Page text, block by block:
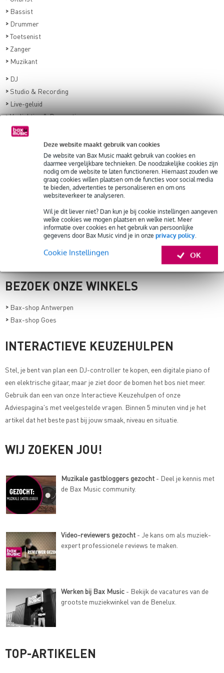
Deze website maakt gebruik van cookies
De website van Bax Music maakt gebruik van cookies en
daarmee vergelijkbare technieken. De noodzakelijke cookies zijn
nodig om de website te laten functioneren. Hiernaast zouden we
graag cookies willen plaatsen om de functies voor social media
te bieden, advertenties te personaliseren en om ons
websiteverkeer te analyseren.
Wil je dit liever niet? Dan kun je bij cookie instellingen aangeven
welke cookies we mogen plaatsen en welke niet. Meer
informatie over cookies en het gebruik van persoonlijke
gegevens door Bax Music vind je in onze privacy policy.
OK
Cookie Instellingen
> Bassist
> Drummer
>Toetsenist
> Zanger
> Muzikant
> DJ
>Studio & Recording
> Live-geluid
>Verlichting & Decoratie
Songwriting & Compositie
Marketing & Business
Muziektheorie
BLOG UPDATE? SCHRIJF JE IN!
Vul nu je e-mailadres in en ontvang maandelijks de Bax Music Blog
Update, zodat je niets hoeft te missen.
BEZOEK ONZE WINKELS
> Bax-shop Antwerpen
> Bax-shop Goes
INTERACTIEVE KEUZEHULPEN
Stel, je bent van plan een DJ-controller te kopen, een digitale piano of
een elektrische gitaar, maar je ziet door de bomen het bos niet meer.
Gebruik dan een van onze Interactieve Keuzehulpen of onze
Adviespagina's met veelgestelde vragen . Binnen 5 minuten vind je het
artikel dat het beste past bij jouw smaak, niveau en situatie.
WIJ ZOEKEN JOU!
Muzikale gastbloggers gezocht - Deel je kennis met
de Bax Music community.
Video-reviewers gezocht - Je kans om als muziek-
expert professionele reviews te maken.
Werken bij Bax Music - Bekijk de vacatures van de
grootste muziekwinkel van de Benelux.
TOP-ARTIKELEN